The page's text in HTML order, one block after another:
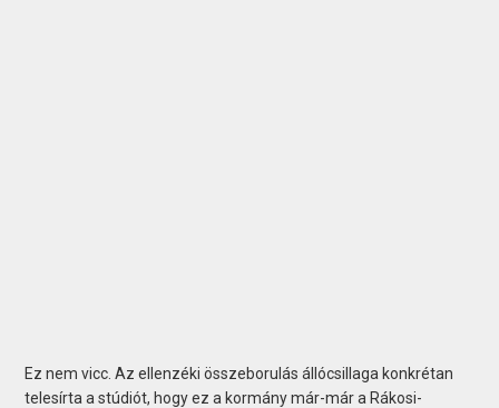
Ez nem vicc. Az ellenzéki összeborulás állócsillaga konkrétan
telesírta a stúdiót, hogy ez a kormány már-már a Rákosi-